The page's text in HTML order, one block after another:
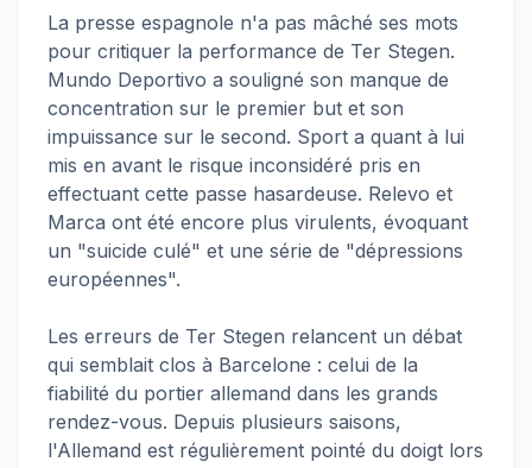
La presse espagnole n'a pas mâché ses mots
pour critiquer la performance de Ter Stegen.
Mundo Deportivo a souligné son manque de
concentration sur le premier but et son
impuissance sur le second. Sport a quant à lui
mis en avant le risque inconsidéré pris en
effectuant cette passe hasardeuse. Relevo et
Marca ont été encore plus virulents, évoquant
un "suicide culé" et une série de "dépressions
européennes".
Les erreurs de Ter Stegen relancent un débat
qui semblait clos à Barcelone : celui de la
fiabilité du portier allemand dans les grands
rendez-vous. Depuis plusieurs saisons,
l'Allemand est régulièrement pointé du doigt lors